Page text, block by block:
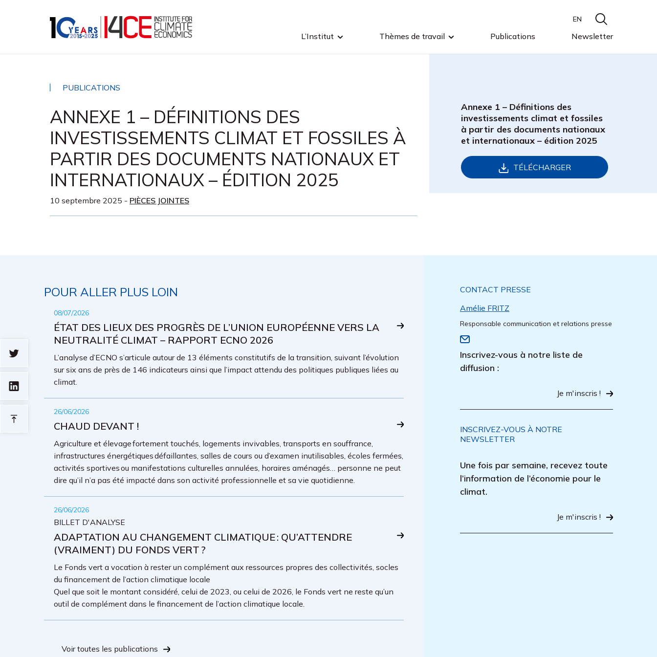
L’Institut Thèmes de travail Publications Newsletter
EN
PUBLICATIONS
ANNEXE 1 – DÉFINITIONS DES
INVESTISSEMENTS CLIMAT ET FOSSILES À
PARTIR DES DOCUMENTS NATIONAUX ET
INTERNATIONAUX – ÉDITION 2025
10 septembre 2025 - PIÈCES JOINTES
Annexe 1 – Définitions des
investissements climat et fossiles
à partir des documents nationaux
et internationaux – édition 2025
TÉLÉCHARGER
POUR ALLER PLUS LOIN
08/07/2026
ÉTAT DES LIEUX DES PROGRÈS DE L’UNION EUROPÉENNE VERS LA
NEUTRALITÉ CLIMAT – RAPPORT ECNO 2026
L’analyse d’ECNO s’articule autour de 13 éléments constitutifs de la transition, suivant l’évolution
sur six ans de près de 146 indicateurs ainsi que l’impact attendu des politiques publiques liées au
climat.
26/06/2026
CHAUD DEVANT !
Agriculture et élevage fortement touchés, logements invivables, transports en souffrance,
infrastructures énergétiques défaillantes, salles de cours ou d’examen inutilisables, écoles fermées,
activités sportives ou manifestations culturelles annulées, horaires aménagés… personne ne peut
dire qu’il n’a pas été impacté dans son activité professionnelle et sa vie quotidienne.
26/06/2026
BILLET D'ANALYSE
ADAPTATION AU CHANGEMENT CLIMATIQUE : QU’ATTENDRE
(VRAIMENT) DU FONDS VERT ?
Le Fonds vert a vocation à rester un complément aux ressources propres des collectivités, socles
du financement de l’action climatique locale
Quel que soit le montant considéré, celui de 2023, ou celui de 2026, le Fonds vert ne reste qu’un
outil de complément dans le financement de l’action climatique locale.
Voir toutes les publications
CONTACT PRESSE
Amélie FRITZ
Responsable communication et relations presse
Inscrivez-vous à notre liste de
diffusion :
Je m'inscris !
INSCRIVEZ-VOUS À NOTRE
NEWSLETTER
Une fois par semaine, recevez toute
l’information de l’économie pour le
climat.
Je m'inscris !